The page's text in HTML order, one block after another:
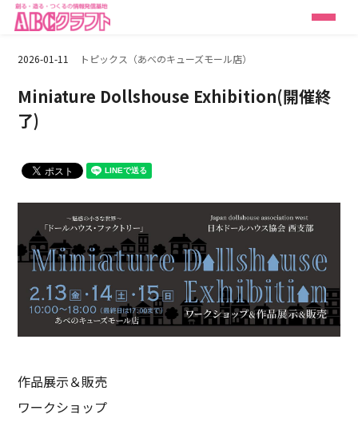
2026-01-11 トピックス（あべのキューズモール店）
Miniature Dollshouse Exhibition(開催終
了)
作品展示＆販売
ワークショップ